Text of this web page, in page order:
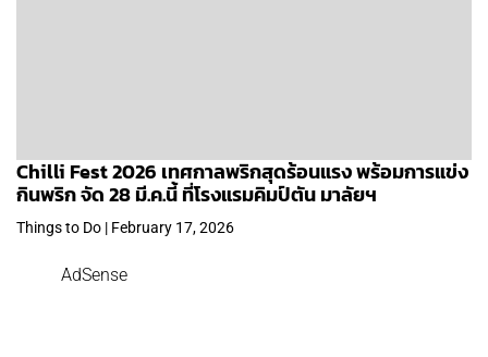
Chilli Fest 2026 เทศกาลพริกสุดร้อนแรง พร้อมการแข่ง
กินพริก จัด 28 มี.ค.นี้ ที่โรงแรมคิมป์ตัน มาลัยฯ
Things to Do | February 17, 2026
AdSense